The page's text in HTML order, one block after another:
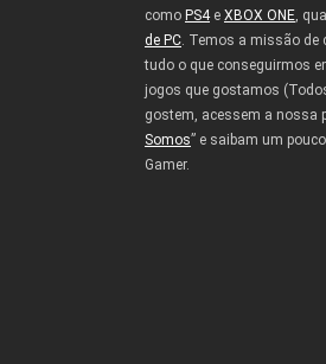
como PS4e XBOX ONE,
de PC. Temos a missão de
tudo o que conseguirmos
jogos que gostamos
gostem, acessem a nossa
Somos” e saibam um
Gamer.